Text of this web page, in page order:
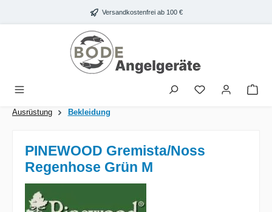
Zum Hauptinhalt springen Versandkostenfrei ab 100 €
Ausrüstung Bekleidung
PINEWOOD Gremista/Noss
Regenhose Grün M